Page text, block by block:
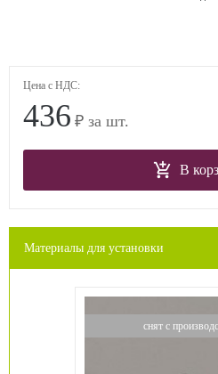
Цена с НДС:
436 ₽ за шт.
В
Материалы для установки
снят с